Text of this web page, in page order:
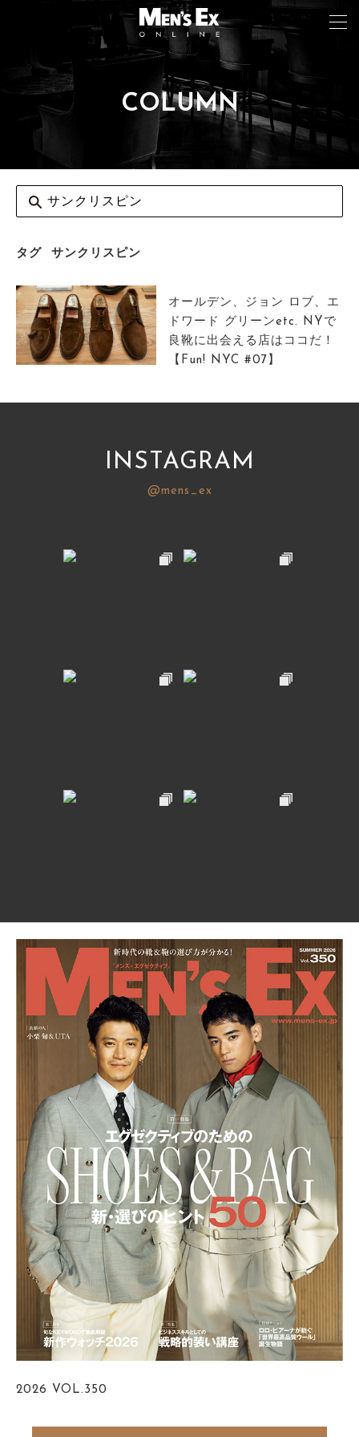
COLUMN
タグ サンクリスピン
オールデン、ジョン ロブ、エ
ドワード グリーンetc. NYで
良靴に出会える店はココだ！
【Fun! NYC #07】
INSTAGRAM
@mens_ex
2026 VOL.350
TOP
FASHION
CAR&BIKE
LIFESTYLE
COLUMN
MAGAZINE
ABOUT SITE
サイトマップ